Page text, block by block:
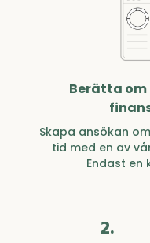
Berätta
Skapa ansökan
tid med en av
Endast en
2.